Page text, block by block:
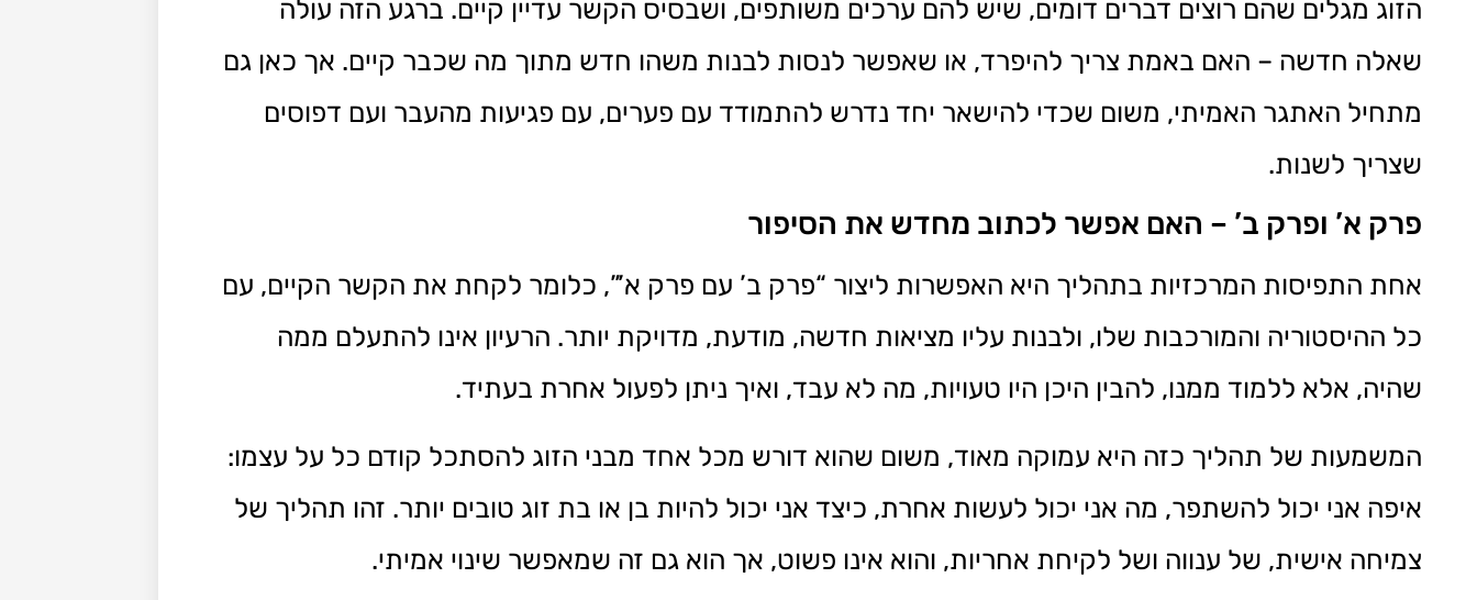
הזוג מגלים שהם רוצים דברים דומים, שיש להם ערכים משותפים, ושבסיס הקשר עדיין קיים. ברגע הזה עולה
שאלה חדשה – האם באמת צריך להיפרד, או שאפשר לנסות לבנות משהו חדש מתוך מה שכבר קיים. אך כאן גם
מתחיל האתגר האמיתי, משום שכדי להישאר יחד נדרש להתמודד עם פערים, עם פגיעות מהעבר ועם דפוסים
שצריך לשנות.
פרק א’ ופרק ב’ – האם אפשר לכתוב מחדש את הסיפור
אחת התפיסות המרכזיות בתהליך היא האפשרות ליצור “פרק ב’ עם פרק א’”, כלומר לקחת את הקשר הקיים, עם
כל ההיסטוריה והמורכבות שלו, ולבנות עליו מציאות חדשה, מודעת, מדויקת יותר. הרעיון אינו להתעלם ממה
שהיה, אלא ללמוד ממנו, להבין היכן היו טעויות, מה לא עבד, ואיך ניתן לפעול אחרת בעתיד.
המשמעות של תהליך כזה היא עמוקה מאוד, משום שהוא דורש מכל אחד מבני הזוג להסתכל קודם כל על עצמו:
איפה אני יכול להשתפר, מה אני יכול לעשות אחרת, כיצד אני יכול להיות בן או בת זוג טובים יותר. זהו תהליך של
צמיחה אישית, של ענווה ושל לקיחת אחריות, והוא אינו פשוט, אך הוא גם זה שמאפשר שינוי אמיתי.